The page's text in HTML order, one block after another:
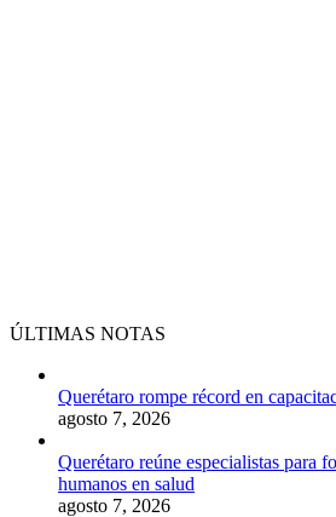
ÚLTIMAS NOTAS
Querétaro rompe récord en
agosto 7, 2026
Querétaro reúne especialistas para
humanos en salud
agosto 7, 2026